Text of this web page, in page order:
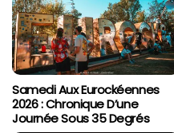
Samedi Aux Eurockéennes
2026 : Chronique D’une
Journée Sous 35 Degrés